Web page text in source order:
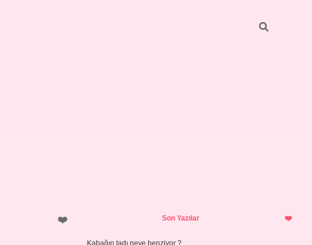
SidebarSon Yazılar
Kabağın tadı neye benziyor ?